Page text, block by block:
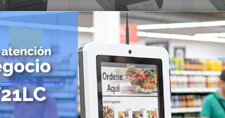
Pole Display o Visualizador de precios
Periféricos POS
Digitalizador de Firmas
Cajas Registradoras
Llamadores
Teclados Programables
Lectores de Banda Magnética
Impresoras para Punto de Venta POS
Sku: 10306
de Etiquetas
ZD23042-
301G00EZ
Sku: 10920
Impresora de Etiquetas
Zebra ZD421 + Ethernet
ZD4A042-301E00EZ
$2.293.082,40